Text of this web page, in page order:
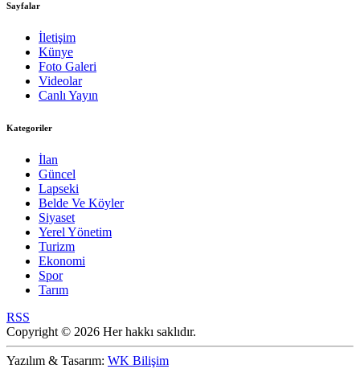
Sayfalar
İletişim
Künye
Foto Galeri
Videolar
Canlı Yayın
Kategoriler
İlan
Güncel
Lapseki
Belde Ve Köyler
Siyaset
Yerel Yönetim
Turizm
Ekonomi
Spor
Tarım
RSS
Copyright © 2026 Her hakkı saklıdır.
Yazılım & Tasarım: WK Bilişim